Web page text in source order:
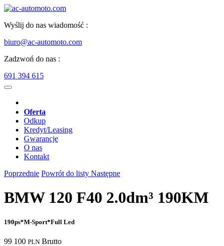
Wyślij do nas wiadomość :
biuro@ac-automoto.com
Zadzwoń do nas :
691 394 615
Oferta
Odkup
Kredyt/Leasing
Gwarancje
O nas
Kontakt
Poprzednie Powrót do listy Następne
BMW 120 F40 2.0dm³ 190KM
190ps*M-Sport*Full Led
99 100 PLN Brutto